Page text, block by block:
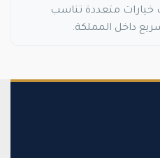
خيارات متعددة تناسب
داخل المملكة.